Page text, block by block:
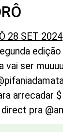
vai ser
arrecadar
pra